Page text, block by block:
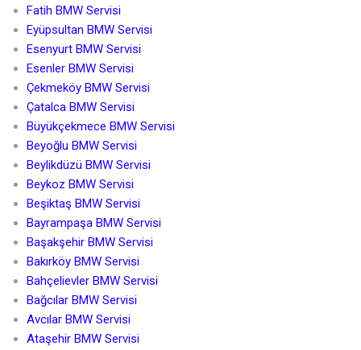
Fatih BMW Servisi
Eyüpsultan BMW Servisi
Esenyurt BMW Servisi
Esenler BMW Servisi
Çekmeköy BMW Servisi
Çatalca BMW Servisi
Büyükçekmece BMW Servisi
Beyoğlu BMW Servisi
Beylikdüzü BMW Servisi
Beykoz BMW Servisi
Beşiktaş BMW Servisi
Bayrampaşa BMW Servisi
Başakşehir BMW Servisi
Bakırköy BMW Servisi
Bahçelievler BMW Servisi
Bağcılar BMW Servisi
Avcılar BMW Servisi
Ataşehir BMW Servisi